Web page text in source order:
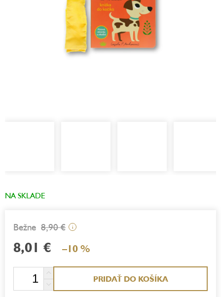
NA SKLADE
8,90 € i
8,01 € –10 %
PRIDAŤ DO KOŠÍKA